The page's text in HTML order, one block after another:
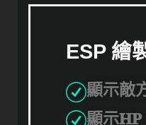
ESP 繪
顯示敵
顯示HP